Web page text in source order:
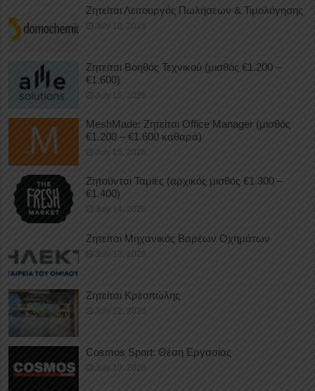
Ζητείται Λειτουργός Πωλήσεων & Τιμολόγησης
July 16, 2026
Ζητείται Βοηθός Τεχνικού (μισθός €1.200 –
€1.600)
July 15, 2026
MeshMade: Ζητείται Office Manager (μισθός
€1.200 – €1.600 καθαρά)
July 15, 2026
Ζητούνται Ταμίες (αρχικός μισθός €1.300 –
€1.400)
July 14, 2026
Ζητείται Μηχανικός Βαρέων Οχημάτων
July 13, 2026
Ζητείται Κρεοπώλης
July 12, 2026
Cosmos Sport: Θέση Εργασίας
July 10, 2026